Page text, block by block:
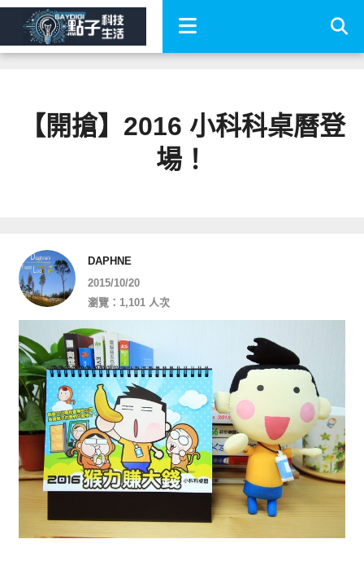
【開搶】2016 小科科桌曆登
場！
DAPHNE
2015/10/20
瀏覽：1,101 人次